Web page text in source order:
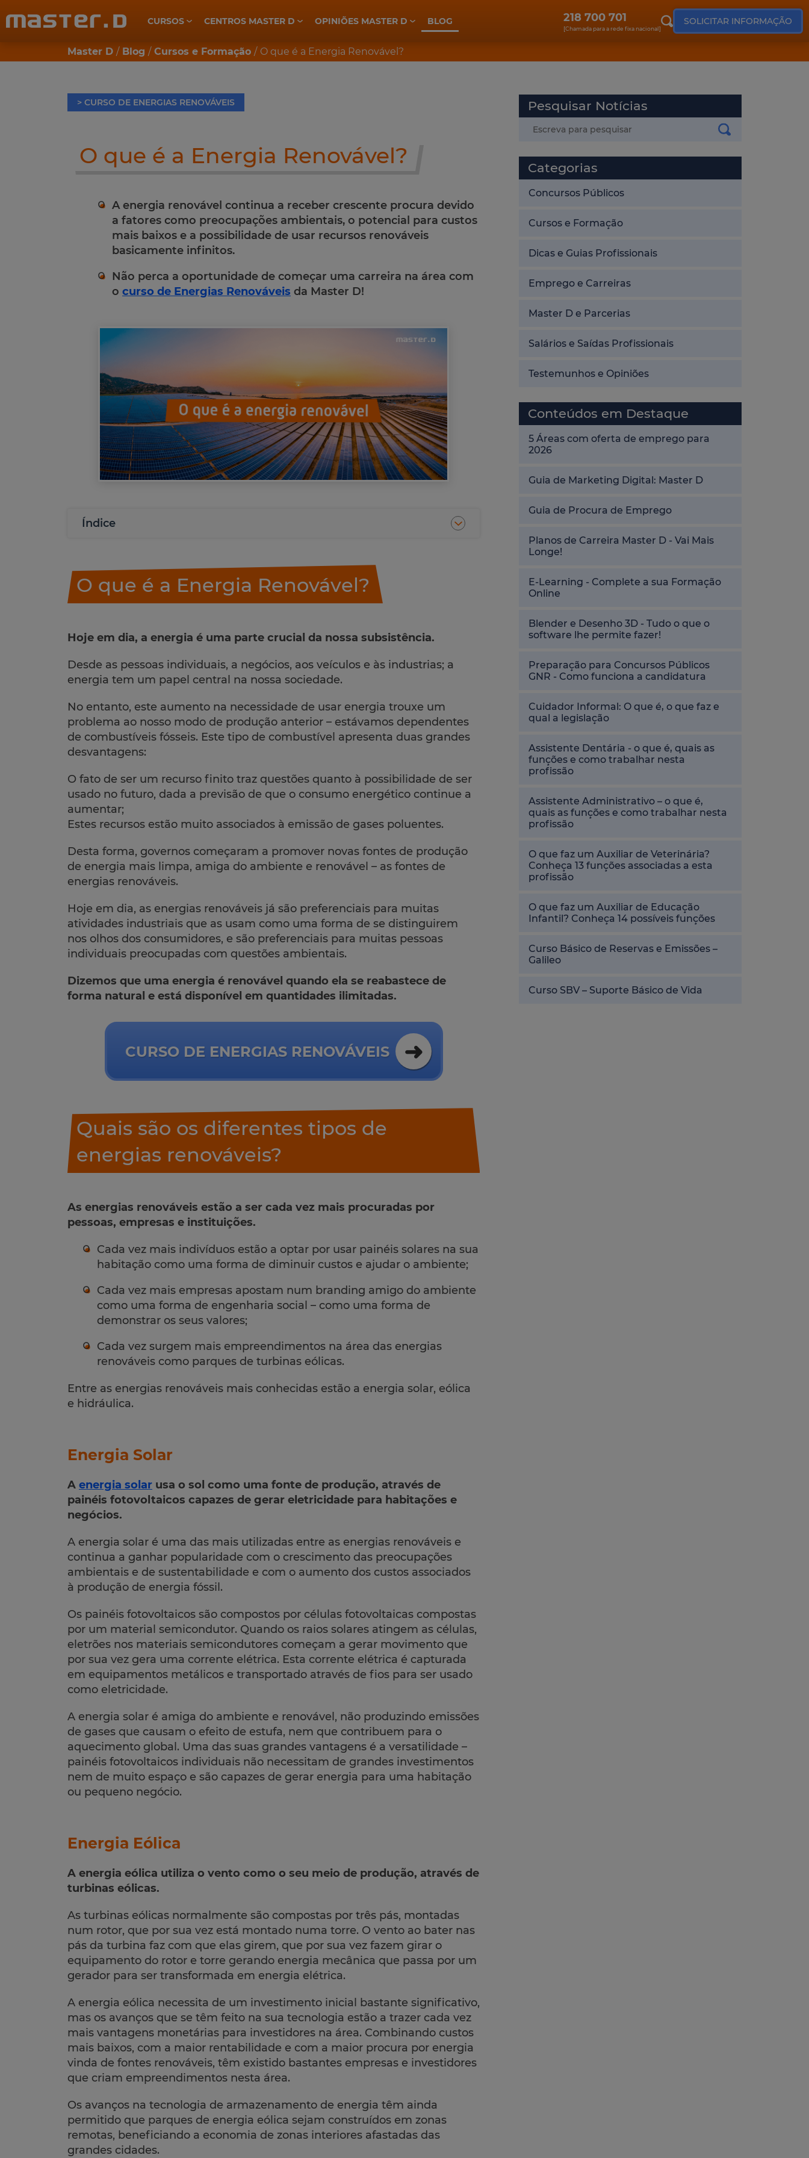
CURSOS CENTROS MASTER D OPINIÕES MASTER D BLOG 218 700 701
[Chamada para a rede fixa nacional]
SOLICITAR INFORMAÇÃO
Master D Blog Cursos e Formação O que é a Energia Renovável?
> CURSO DE ENERGIAS RENOVÁVEIS
O que é a Energia Renovável?
A energia renovável continua a receber crescente procura devido
a fatores como preocupações ambientais, o potencial para custos
mais baixos e a possibilidade de usar recursos renováveis
basicamente infinitos.
Não perca a oportunidade de começar uma carreira na área com
o curso de Energias Renováveis da Master D!
Índice
O que é a Energia Renovável?
Hoje em dia, a energia é uma parte crucial da nossa subsistência.
Desde as pessoas individuais, a negócios, aos veículos e às industrias; a
energia tem um papel central na nossa sociedade.
No entanto, este aumento na necessidade de usar energia trouxe um
problema ao nosso modo de produção anterior – estávamos dependentes
de combustíveis fósseis. Este tipo de combustível apresenta duas grandes
desvantagens:
O fato de ser um recurso finito traz questões quanto à possibilidade de ser
usado no futuro, dada a previsão de que o consumo energético continue a
aumentar;
Estes recursos estão muito associados à emissão de gases poluentes.
Desta forma, governos começaram a promover novas fontes de produção
de energia mais limpa, amiga do ambiente e renovável – as fontes de
energias renováveis.
Hoje em dia, as energias renováveis já são preferenciais para muitas
atividades industriais que as usam como uma forma de se distinguirem
nos olhos dos consumidores, e são preferenciais para muitas pessoas
individuais preocupadas com questões ambientais.
Dizemos que uma energia é renovável quando ela se reabastece de
forma natural e está disponível em quantidades ilimitadas.
CURSO DE ENERGIAS RENOVÁVEIS
Quais são os diferentes tipos de
energias renováveis?
As energias renováveis estão a ser cada vez mais procuradas por
pessoas, empresas e instituições.
Cada vez mais indivíduos estão a optar por usar painéis solares na sua
habitação como uma forma de diminuir custos e ajudar o ambiente;
Cada vez mais empresas apostam num branding amigo do ambiente
como uma forma de engenharia social – como uma forma de
demonstrar os seus valores;
Cada vez surgem mais empreendimentos na área das energias
renováveis como parques de turbinas eólicas.
Entre as energias renováveis mais conhecidas estão a energia solar, eólica
e hidráulica.
Energia Solar
A energia solar usa o sol como uma fonte de produção, através de
painéis fotovoltaicos capazes de gerar eletricidade para habitações e
negócios.
A energia solar é uma das mais utilizadas entre as energias renováveis e
continua a ganhar popularidade com o crescimento das preocupações
ambientais e de sustentabilidade e com o aumento dos custos associados
à produção de energia fóssil.
Os painéis fotovoltaicos são compostos por células fotovoltaicas compostas
por um material semicondutor. Quando os raios solares atingem as células,
eletrões nos materiais semicondutores começam a gerar movimento que
por sua vez gera uma corrente elétrica. Esta corrente elétrica é capturada
em equipamentos metálicos e transportado através de fios para ser usado
como eletricidade.
A energia solar é amiga do ambiente e renovável, não produzindo emissões
de gases que causam o efeito de estufa, nem que contribuem para o
aquecimento global. Uma das suas grandes vantagens é a versatilidade –
painéis fotovoltaicos individuais não necessitam de grandes investimentos
nem de muito espaço e são capazes de gerar energia para uma habitação
ou pequeno negócio.
Energia Eólica
A energia eólica utiliza o vento como o seu meio de produção, através de
turbinas eólicas.
As turbinas eólicas normalmente são compostas por três pás, montadas
num rotor, que por sua vez está montado numa torre. O vento ao bater nas
pás da turbina faz com que elas girem, que por sua vez fazem girar o
equipamento do rotor e torre gerando energia mecânica que passa por um
gerador para ser transformada em energia elétrica.
A energia eólica necessita de um investimento inicial bastante significativo,
mas os avanços que se têm feito na sua tecnologia estão a trazer cada vez
mais vantagens monetárias para investidores na área. Combinando custos
mais baixos, com a maior rentabilidade e com a maior procura por energia
vinda de fontes renováveis, têm existido bastantes empresas e investidores
que criam empreendimentos nesta área.
Os avanços na tecnologia de armazenamento de energia têm ainda
permitido que parques de energia eólica sejam construídos em zonas
remotas, beneficiando a economia de zonas interiores afastadas das
grandes cidades.
Pesquisar Notícias
Categorias
Concursos Públicos
Cursos e Formação
Dicas e Guias Profissionais
Emprego e Carreiras
Master D e Parcerias
Salários e Saídas Profissionais
Testemunhos e Opiniões
Conteúdos em Destaque
5 Áreas com oferta de emprego para
2026
Guia de Marketing Digital: Master D
Guia de Procura de Emprego
Planos de Carreira Master D - Vai Mais
Longe!
E-Learning - Complete a sua Formação
Online
Blender e Desenho 3D - Tudo o que o
software lhe permite fazer!
Preparação para Concursos Públicos
GNR - Como funciona a candidatura
Cuidador Informal: O que é, o que faz e
qual a legislação
Assistente Dentária - o que é, quais as
funções e como trabalhar nesta
profissão
Assistente Administrativo – o que é,
quais as funções e como trabalhar nesta
profissão
O que faz um Auxiliar de Veterinária?
Conheça 13 funções associadas a esta
profissão
O que faz um Auxiliar de Educação
Infantil? Conheça 14 possíveis funções
Curso Básico de Reservas e Emissões –
Galileo
Curso SBV – Suporte Básico de Vida